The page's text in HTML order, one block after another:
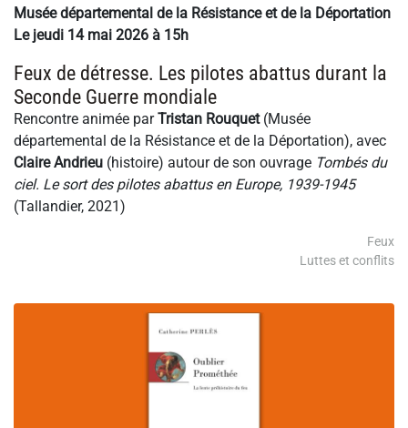
Musée départemental de la Résistance et de la Déportation
Le jeudi 14 mai 2026 à 15h
Feux de détresse. Les pilotes abattus durant la
Seconde Guerre mondiale
Rencontre animée parTristan Rouquet(Musée
départemental de la Résistance et de la Déportation), avec
Claire Andrieu (histoire) autour de son ouvrage Tombés du
ciel. Le sort des pilotes abattus en Europe, 1939-1945
(Tallandier, 2021)
Feux
Luttes et conflits